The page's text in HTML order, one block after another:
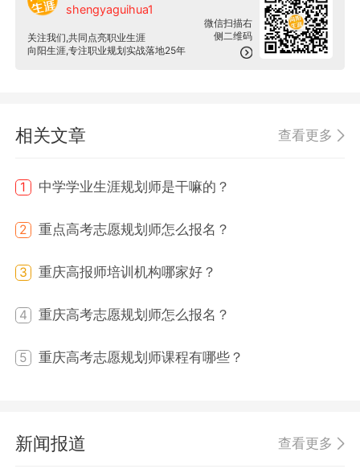
微信扫描右
侧二维码
shengyaguihua1
关注我们,共同点亮职业生涯
向阳生涯,专注职业规划实战落地25年
相关文章 查看更多
1 中学学业生涯规划师是干嘛的？
2 重点高考志愿规划师怎么报名？
3 重庆高报师培训机构哪家好？
4 重庆高考志愿规划师怎么报名？
5 重庆高考志愿规划师课程有哪些？
新闻报道 查看更多